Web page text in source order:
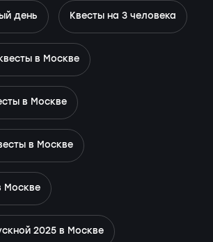
день Квесты на 3 человека
в Москве
в Москве
в Москве
Москве
2025 в Москве